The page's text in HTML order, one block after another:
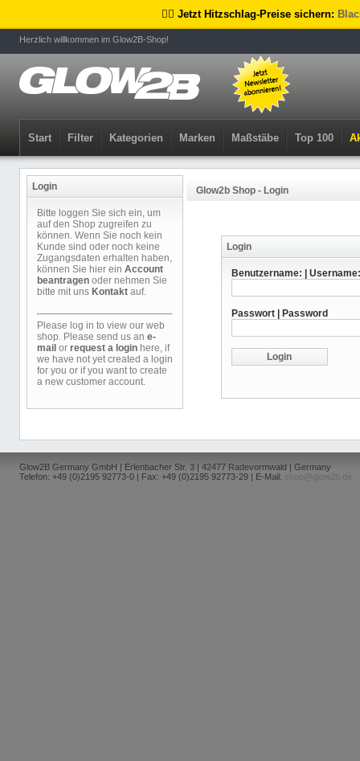
🏴‍☠️ Jetzt Hitzschlag-Preise sichern:
Herzlich willkommen im Glow2B-Shop!
Start Filter Kategorien Marken Maßstäbe Top 100
Login
Bitte loggen Sie sich ein, um
auf den Shop zugreifen zu
können. Wenn Sie noch kein
Kunde sind oder noch keine
Zugangsdaten erhalten haben,
können Sie hier ein Account
beantragen oder nehmen Sie
bitte mit uns Kontakt auf.
Please log in to view our web
shop. Please send us an e-
mail or request a login here, if
we have not yet created a login
for you or if you want to create
a new customer account.
Glow2b Shop - Login
Login
Benutzername: | Username:
Passwort | Password
Glow2B Germany GmbH | Erlenbacher Str. 3 | 42477 Radevormwald | Germany
Telefon: +49 (0)2195 92773-0 | Fax: +49 (0)2195 92773-29 | E-Mail:
shop@glow2b.de